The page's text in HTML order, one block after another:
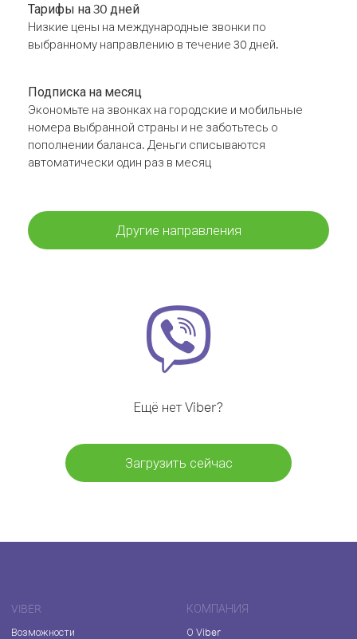
Тарифы на 30 дней
Низкие цены на международные звонки по
выбранному направлению в течение 30 дней.
Подписка на месяц
Экономьте на звонках на городские и мобильные
номера выбранной страны и не заботьтесь о
пополнении баланса. Деньги списываются
автоматически один раз в месяц
Другие направления
Ещё нет Viber?
Загрузить сейчас
VIBER
Возможности
КОМПАНИЯ
О Viber